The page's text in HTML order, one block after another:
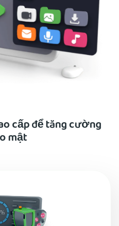
cấp để tăng cường
mật